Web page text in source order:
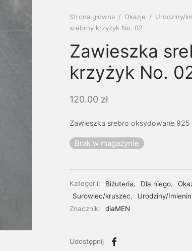
Strona główna / Okazje / Urodziny/
srebrny krzyżyk No. 02
Zawieszka
krzyżyk No.
120.00 zł
Zawieszka srebro oksydowane
Brak w magazynie
Kategorii: Biżuteria, Dla niego,
Surowiec/kruszec, Urodziny/
Znacznik:
diaMEN
Udostępnij